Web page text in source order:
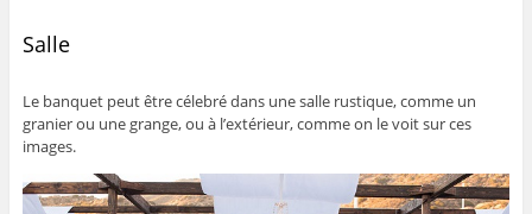
Salle
Le banquet peut être célebré dans une salle rustique, comme un
granier ou une grange, ou à l’extérieur, comme on le voit sur ces
images.